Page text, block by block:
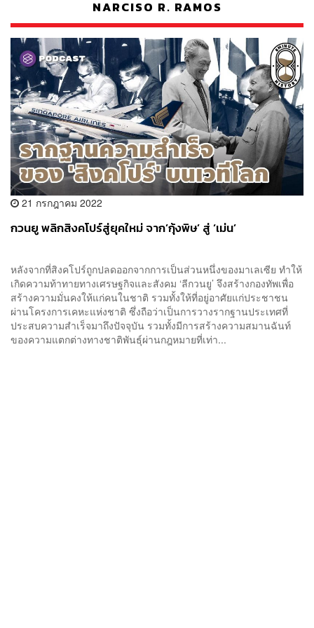
NARCISO R. RAMOS
21 กรกฎาคม 2022
กวนยู พลิกสิงคโปร์สู่ยุคใหม่ จาก’กุ้งพิษ’ สู่ ‘เม่น’
หลังจากที่สิงคโปร์ถูกปลดออกจากการเป็นส่วนหนึ่งของมาเลเซีย ทำให้
เกิดความท้าทายทางเศรษฐกิจและสังคม ‘ลีกวนยู’ จึงสร้างกองทัพเพื่อ
สร้างความมั่นคงให้แก่คนในชาติ รวมทั้งให้ที่อยู่อาศัยแก่ประชาชน
ผ่านโครงการเคหะแห่งชาติ ซึ่งถือว่าเป็นการวางรากฐานประเทศที่
ประสบความสำเร็จมาถึงปัจจุบัน รวมทั้งมีการสร้างความสมานฉันท์
ของความแตกต่างทางชาติพันธ์ุผ่านกฎหมายที่เท่า...